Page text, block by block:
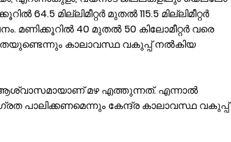
64.5 മില്ലിമീറ്റർ മുതൽ 115.5 മില്ലിമീറ്റർ
മണിക്കൂറിൽ 40 മുതൽ 50 കിലോമീറ്റർ വരെ
കാലാവസ്ഥ വകുപ്പ് നൽകിയ
മഴ എത്തുന്നത്. എന്നാൽ
പാലിക്കണമെന്നും കേന്ദ്ര കാലാവസ്ഥ വകുപ്പ്